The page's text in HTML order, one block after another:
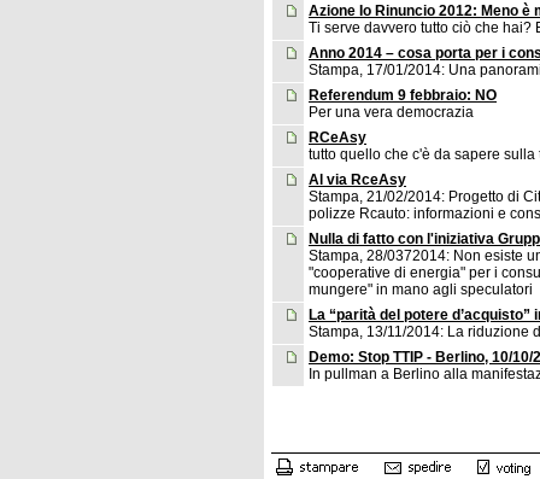
Azione Io Rinuncio 2012: Meno è
Ti serve davvero tutto ciò che hai?
Anno 2014 – cosa porta per i
Stampa, 17/01/2014: Una
Referendum 9 febbraio: NO
Per una vera democrazia
RCeAsy
tutto quello che c'è da sapere sulla
Al via RceAsy
Stampa, 21/02/2014: Progetto di
polizze Rcauto: informazioni e
Nulla di fatto con l'iniziativa
Stampa, 28/0372014: Non esiste
"cooperative di energia" per i
mungere" in mano agli speculatori
La “parità del potere
Stampa, 13/11/2014: La riduzione
Demo: Stop TTIP - Berlino, 10/10/
In pullman a Berlino alla